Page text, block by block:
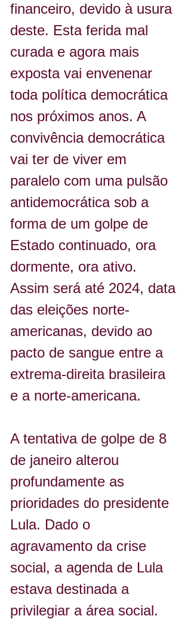
financeiro, devido à usura
deste. Esta ferida mal
curada e agora mais
exposta vai envenenar
toda política democrática
nos próximos anos. A
convivência democrática
vai ter de viver em
paralelo com uma pulsão
antidemocrática sob a
forma de um golpe de
Estado continuado, ora
dormente, ora ativo.
Assim será até 2024, data
das eleições norte-
americanas, devido ao
pacto de sangue entre a
extrema-direita brasileira
e a norte-americana.
A tentativa de golpe de 8
de janeiro alterou
profundamente as
prioridades do presidente
Lula. Dado o
agravamento da crise
social, a agenda de Lula
estava destinada a
privilegiar a área social.